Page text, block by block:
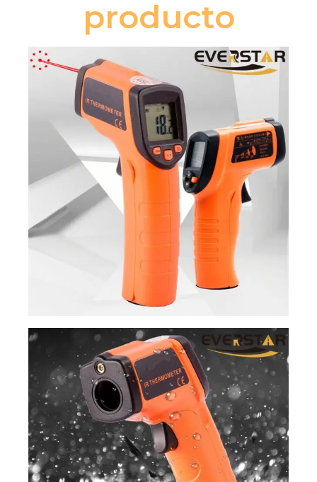
producto